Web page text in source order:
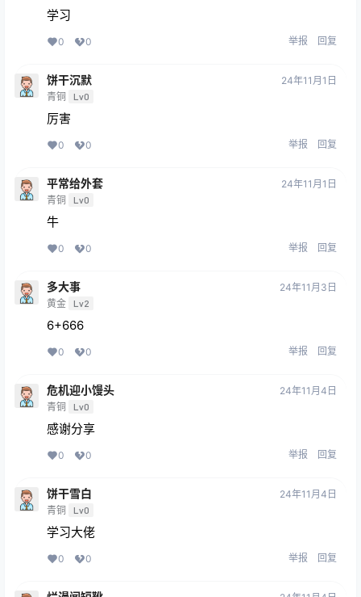
学习
0 0 举报 回复
饼干沉默
青铜 Lv0
24年11月1日
厉害
0 0 举报 回复
平常给外套
青铜 Lv0
24年11月1日
牛
0 0 举报 回复
多大事
黄金 Lv2
24年11月3日
6+666
0 0 举报 回复
危机迎小馒头
青铜 Lv0
24年11月4日
感谢分享
0 0 举报 回复
饼干雪白
青铜 Lv0
24年11月4日
学习大佬
0 0 举报 回复